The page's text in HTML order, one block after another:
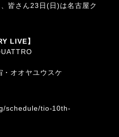
皆さん23日(日)は名古屋ク
LIVE】
・オオヤユウスケ
schedule/tio-10th-